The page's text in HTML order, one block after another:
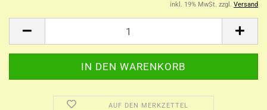
inkl. 19% MwSt. zzgl. Versand
AUF DEN MERKZETTEL